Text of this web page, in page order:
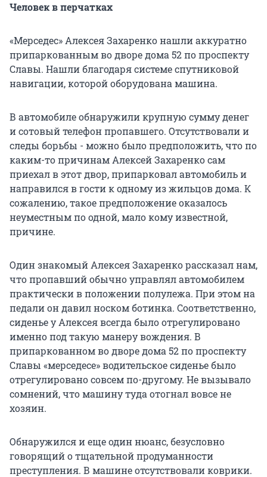
Человек в перчатках
«Мерседес» Алексея Захаренко нашли аккуратно
припаркованным во дворе дома 52 по проспекту
Славы. Нашли благодаря системе спутниковой
навигации, которой оборудована машина.
В автомобиле обнаружили крупную сумму денег
и сотовый телефон пропавшего. Отсутствовали и
следы борьбы - можно было предположить, что по
каким-то причинам Алексей Захаренко сам
приехал в этот двор, припарковал автомобиль и
направился в гости к одному из жильцов дома. К
сожалению, такое предположение оказалось
неуместным по одной, мало кому известной,
причине.
Один знакомый Алексея Захаренко рассказал нам,
что пропавший обычно управлял автомобилем
практически в положении полулежа. При этом на
педали он давил носком ботинка. Соответственно,
сиденье у Алексея всегда было отрегулировано
именно под такую манеру вождения. В
припаркованном во дворе дома 52 по проспекту
Славы «мерседесе» водительское сиденье было
отрегулировано совсем по-другому. Не вызывало
сомнений, что машину туда отогнал вовсе не
хозяин.
Обнаружился и еще один нюанс, безусловно
говорящий о тщательной продуманности
преступления. В машине отсутствовали коврики.